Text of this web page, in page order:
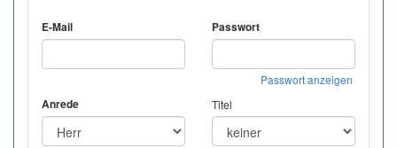
E-Mail Passwort
Passwort anzeigen
Anrede Titel